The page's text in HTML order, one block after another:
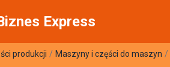
Express
produkcji / Maszyny i części do maszyn /